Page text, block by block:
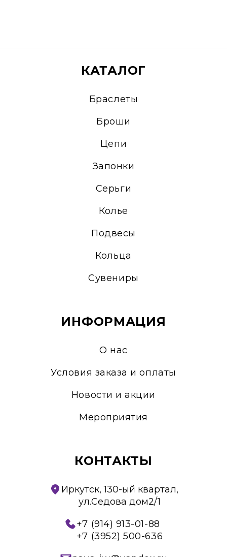
КАТАЛОГ
Браслеты
Броши
Цепи
Запонки
Серьги
Колье
Подвесы
Кольца
Сувениры
ИНФОРМАЦИЯ
О нас
Условия заказа и оплаты
Новости и акции
Мероприятия
КОНТАКТЫ
Иркутск, 130-ый квартал,
ул.Седова дом2/1
+7 (914) 913-01-88
+7 (3952) 500-636